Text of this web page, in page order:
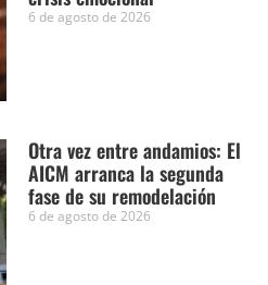
6 de agosto de 2026
Otra vez entre andamios: El
AICM arranca la segunda
fase de su remodelación
6 de agosto de 2026